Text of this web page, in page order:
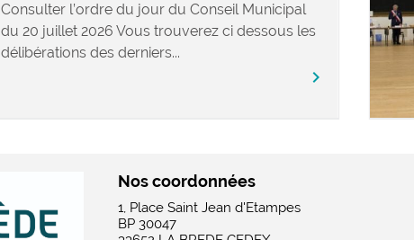
Consulter l’ordre du jour du Conseil Municipal
du 20 juillet 2026 Vous trouverez ci dessous les
délibérations des derniers...
chevron_right
Nos coordonnées
1, Place Saint Jean d'Etampes
BP 30047